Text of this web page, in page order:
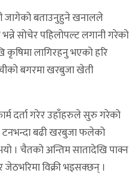
जागेको बताउनुहुने खनालले
भन्ने सोचेर पहिलोपल्ट लगानी गरेको
कृषिमा लागिरहनु भएको हरि
बगरमा खरबुजा खेती
दर्ता गरेर उहाँहरुले सुरु गरेको
टनभन्दा बढी खरबुजा फलेको
। चैतको अन्तिम सातादेखि पाक्न
विक्री भइसक्छन् ।